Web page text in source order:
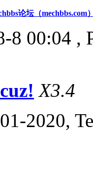
论坛（mechbbs.com
8 00:04 ,
X3.4
2020,